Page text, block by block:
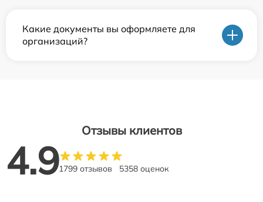
Какие документы вы оформляете для
организаций?
Отзывы клиентов
4.91799 отзывов 5358 оценок